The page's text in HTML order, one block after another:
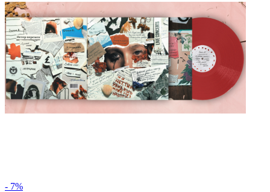
- 7%